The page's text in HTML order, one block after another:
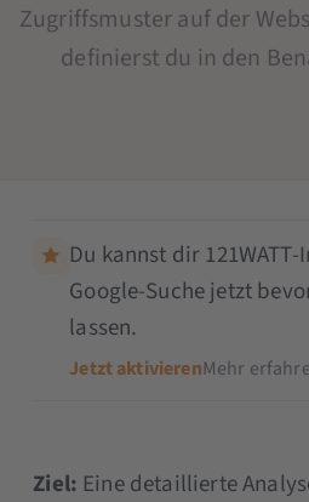
Zugriffsmuster auf der
definierst du in den
Du kannst dir
Google-Suche jetzt
lassen.
Jetzt aktivierenMehr
Ziel: Eine detaillierte